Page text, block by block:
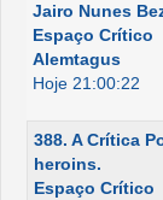
Jairo Nunes
Espaço Crítico
Alemtagus
Hoje 21:00:22
388. A Crítica
heroins.
Espaço Crítico